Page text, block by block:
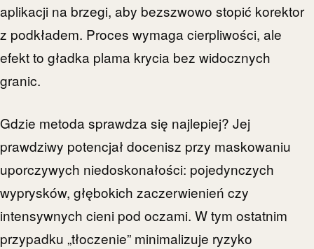
aplikacji na brzegi, aby bezszwowo stopić korektor
z podkładem. Proces wymaga cierpliwości, ale
efekt to gładka plama krycia bez widocznych
granic.
Gdzie metoda sprawdza się najlepiej? Jej
prawdziwy potencjał docenisz przy maskowaniu
uporczywych niedoskonałości: pojedynczych
wyprysków, głębokich zaczerwienień czy
intensywnych cieni pod oczami. W tym ostatnim
przypadku „tłoczenie” minimalizuje ryzyko